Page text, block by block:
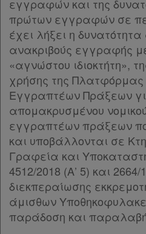
εγγραφών και της
πρώτων εγγραφών σε
έχει λήξει η
ανακριβούς εγγραφής
«αγνώστου ιδιοκτήτη»,
χρήσης της Πλατφόρμας
Εγγραπτέων Πράξεων
απομακρυσμένου
εγγραπτέων πράξεων
και υποβάλλονται σε
Γραφεία και
4512/2018 (Α’ 5) και 2664/
διεκπεραίωσης
άμισθων
παράδοση και